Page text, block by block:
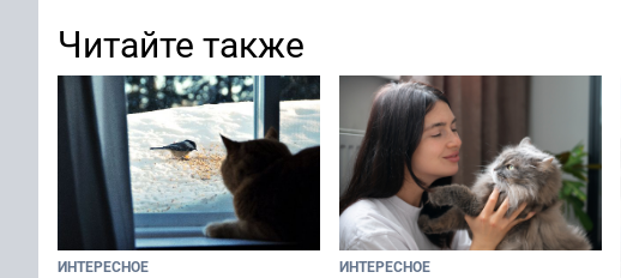
Читайте также
ИНТЕРЕСНОЕ ИНТЕРЕСНОЕ